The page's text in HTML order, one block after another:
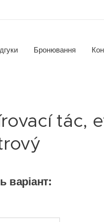
Бронювання
tác,
варіант: